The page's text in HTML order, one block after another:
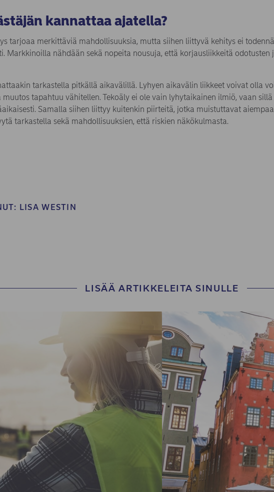
kannattaa ajatella?
tarjoaa merkittäviä mahdollisuuksia, mutta siihen liittyvä kehitys ei
Markkinoilla nähdään sekä nopeita nousuja, että korjausliikkeitä odotusten
tarkastella pitkällä aikavälillä. Lyhyen aikavälin liikkeet voivat olla
tapahtuu vähitellen. Tekoäly ei ole vain lyhytaikainen ilmiö, vaan
Samalla siihen liittyy kuitenkin piirteitä, jotka muistuttavat
tarkastella sekä mahdollisuuksien, että riskien näkökulmasta.
LISA WESTIN
LISÄÄ ARTIKKELEITA SINULLE